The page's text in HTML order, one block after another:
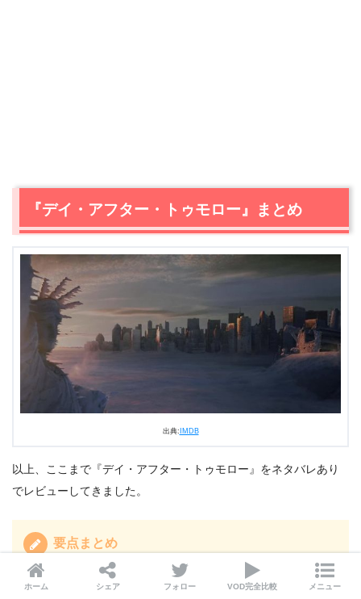
『デイ・アフター・トゥモロー』まとめ
出典: IMDB
以上、ここまで『デイ・アフター・トゥモロー』をネタバレあり
でレビューしてきました。
要点まとめ
急速に進む氷河期
ホーム シェア フォロー VOD完全比較 メニュー